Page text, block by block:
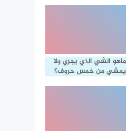
ماهو الشي الذي يجري ولا
يمشي من خمس حروف؟